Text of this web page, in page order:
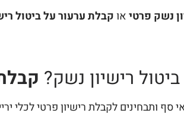
נשק פרטיאוקבלת ערעור על ביטול
רישיון נשק?